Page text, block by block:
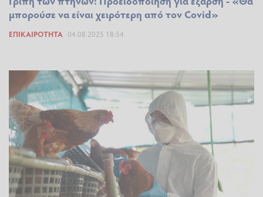
μπορούσε να είναι χειρότερη από τον Covid»
ΕΠΙΚΑΙΡΌΤΗΤΑ 04.08.2025 18:54